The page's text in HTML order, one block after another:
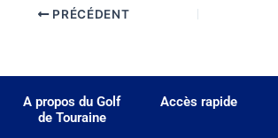
PRÉCÉDENT
A propos du Golf
de Touraine
Accès rapide